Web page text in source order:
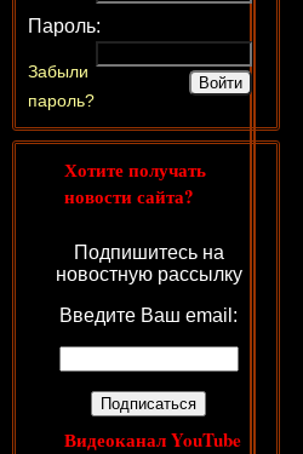
Пароль:
Забыли
пароль?
Хотите получать
новости сайта?
Подпишитесь на
новостную рассылку
Введите Ваш email:
Видеоканал YouTube